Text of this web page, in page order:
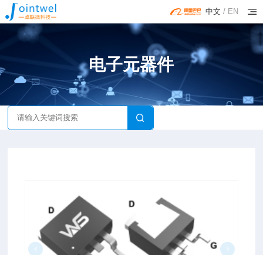
中文 / EN
电子元器件